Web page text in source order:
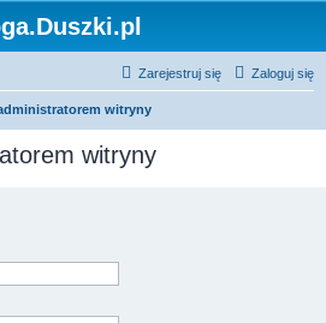
Zaloguj się
Zarejestruj się
witryny
witryny